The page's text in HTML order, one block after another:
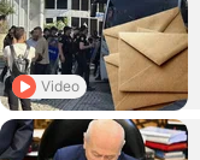
Video